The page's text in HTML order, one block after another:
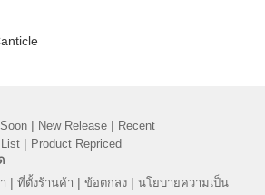
| New Release | Recent
| Product Repriced
| ที่ตั้งร้านค้า | ข้อตกลง | นโยบายความเป็น